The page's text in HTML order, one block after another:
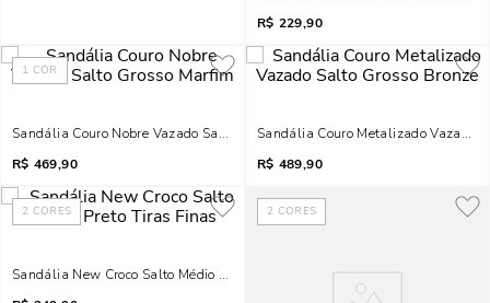
R$ 229,90
1 COR
Sandália Couro Nobre Vazado Salto Grosso Marfim
R$ 469,90
Sandália Couro Metalizado Vazado
R$ 489,90
2 CORES
Sandália New Croco Salto Médio Preto Tiras Finas
2 CORES